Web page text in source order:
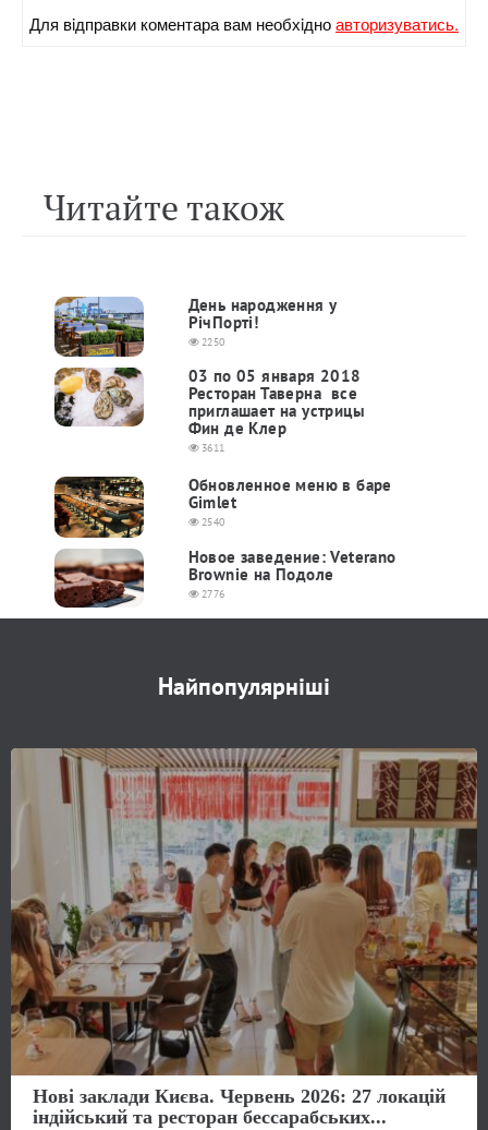
Для вiдправки коментара вам необхiдноавторизуватись.
Читайте також
День народження у
РічПорті!
2250
03 по 05 января 2018
Ресторан Таверна все
приглашает на устрицы
Фин де Клер
3611
Обновленное меню в баре
Gimlet
2540
Новое заведение: Veterano
Brownie на Подоле
2776
Найпопулярніші
Нові заклади Києва. Червень 2026: 27 локацій
індійський та ресторан бессарабських...